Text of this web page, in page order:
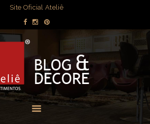
Site Oficial Ateliê
DECORE - ATELIÊ
dicas de decorações e interiores.
POR